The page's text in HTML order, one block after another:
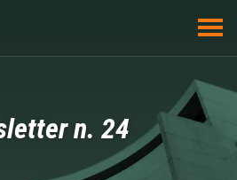
n. 24